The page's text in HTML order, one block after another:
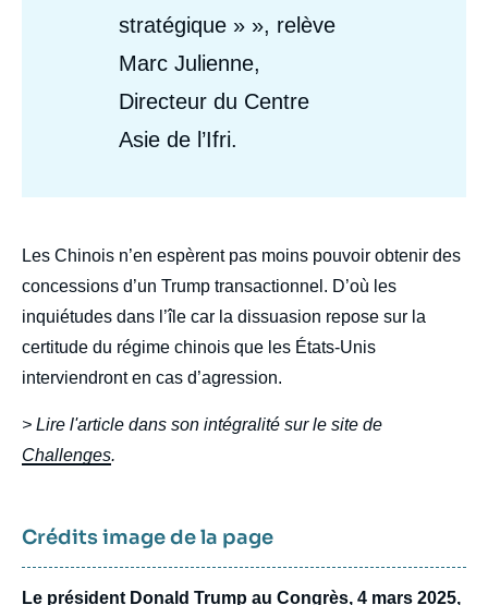
stratégique » », relève
Marc Julienne,
Directeur du Centre
Asie de l’Ifri.
body
Les Chinois n’en espèrent pas moins pouvoir obtenir des
concessions d’un Trump transactionnel. D’où les
inquiétudes dans l’île car la dissuasion repose sur la
certitude du régime chinois que les États-Unis
interviendront en cas d’agression.
> Lire l'article dans son intégralité sur le site de
Challenges.
Crédits image de la page
Le président Donald Trump au Congrès, 4 mars 2025,